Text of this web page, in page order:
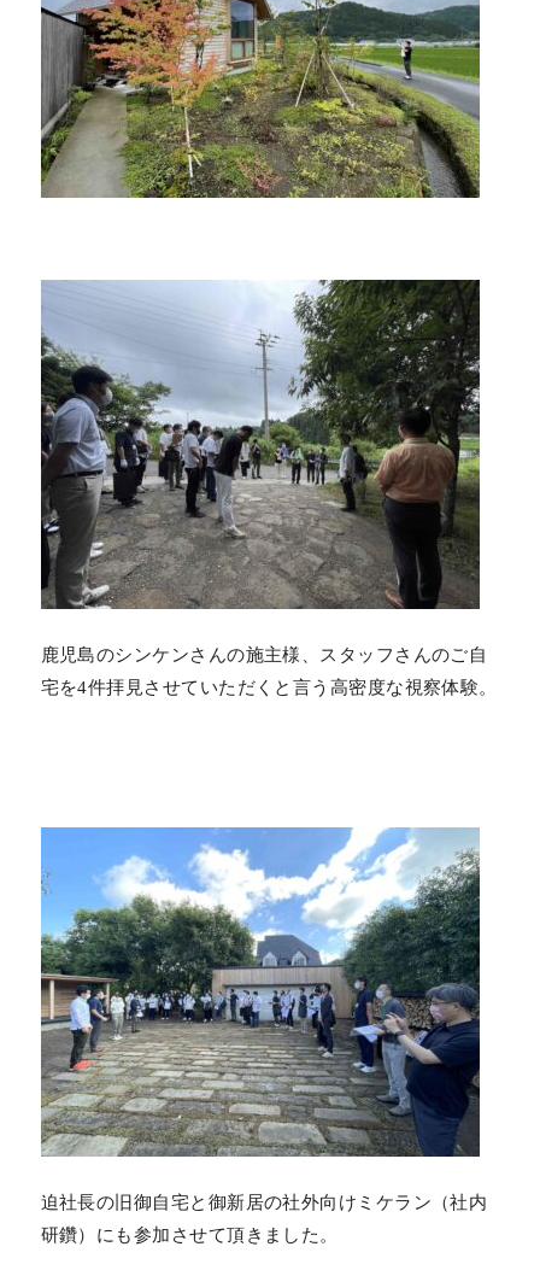
鹿児島のシンケンさんの施主様、スタッフさんのご自
宅を4件拝見させていただくと言う高密度な視察体験。
迫社長の旧御自宅と御新居の社外向けミケラン（社内
研鑽）にも参加させて頂きました。